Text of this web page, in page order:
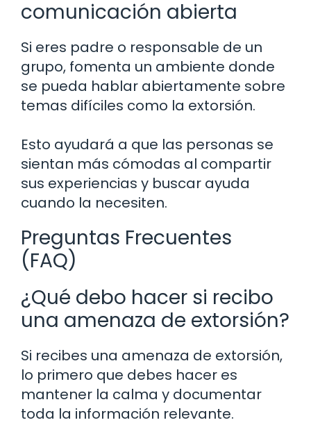
comunicación abierta
Si eres padre o responsable de un
grupo, fomenta un ambiente donde
se pueda hablar abiertamente sobre
temas difíciles como la extorsión.
Esto ayudará a que las personas se
sientan más cómodas al compartir
sus experiencias y buscar ayuda
cuando la necesiten.
Preguntas Frecuentes
(FAQ)
¿Qué debo hacer si recibo
una amenaza de extorsión?
Si recibes una amenaza de extorsión,
lo primero que debes hacer es
mantener la calma y documentar
toda la información relevante.